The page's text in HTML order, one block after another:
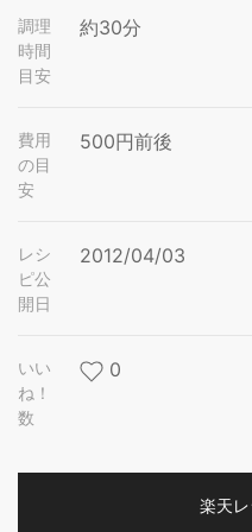
調理
時間
目安
約30分
費用
の目
安
500円前後
レシ
ピ公
開日
2012/04/03
いい
ね！
数
0
楽天レ